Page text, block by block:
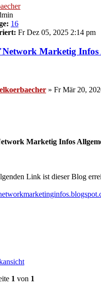
16
Fr Dez 05, 2025 2:14 pm
Marketig Infos
» Fr Mär 20,
Marketig Infos
Link ist dieser Blog
1 von 1